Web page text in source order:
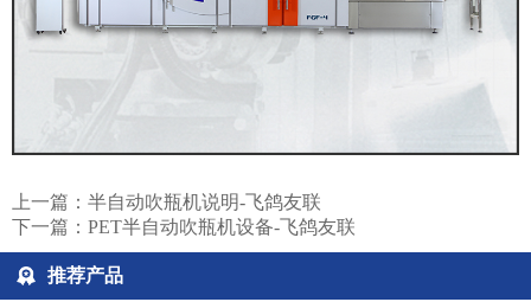
上一篇： 半自动吹瓶机说明-飞鸽友联
下一篇： PET半自动吹瓶机设备-飞鸽友联
推荐产品